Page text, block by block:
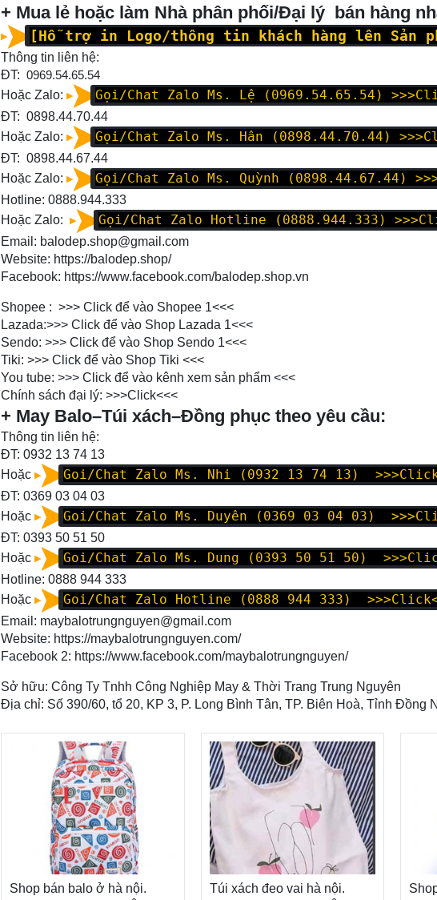
+ Mua lẻ hoặc làm Nhà phân phối/Đại lý bán hàng
[Hỗ trợ in Logo/thông tin khách hàng lên Sản
Thông tin liên hệ:
ĐT: 0969.54.65.54
Hoặc Zalo: Gọi/Chat Zalo Ms. Lệ (0969.54.65.54)
ĐT: 0898.44.70.44
Hoặc Zalo:
Gọi/Chat Zalo Ms. Hân (0898.44.70.44)
ĐT: 0898.44.67.44
Hoặc Zalo:
Gọi/Chat Zalo Ms. Quỳnh (0898.44.67.44)
Hotline: 0888.944.333
Hoặc Zalo:
Gọi/Chat Zalo Hotline (0888.944.333)
Email: balodep.shop@gmail.com
Website: https://balodep.shop/
Facebook: https://www.facebook.com/balodep.shop.vn
Shopee : >>> Click để vào Shopee 1<<<
Lazada:>>> Click để vào Shop Lazada 1<<<
Sendo: >>> Click để vào Shop Sendo 1<<<
Tiki: >>> Click để vào Shop Tiki <<<
You tube: >>> Click để vào kênh xem sản phẩm <<<
Chính sách đại lý: >>>Click<<<
+ May Balo–Túi xách–Đồng phục theo yêu cầu:
Thông tin liên hệ:
ĐT: 0932 13 74 13
Hoặc
Goi/Chat Zalo Ms. Nhi (0932 13 74 13)
ĐT: 0369 03 04 03
Hoặc
Goi/Chat Zalo Ms. Duyên (0369 03 04 03)
ĐT: 0393 50 51 50
Hoặc
Goi/Chat Zalo Ms. Dung (0393 50 51 50)
Hotline: 0888 944 333
Hoặc
Goi/Chat Zalo Hotline (0888 944 333)
Email: maybalotrungnguyen@gmail.com
Website: https://maybalotrungnguyen.com/
Facebook 2: https://www.facebook.com/maybalotrungnguyen/
Sở hữu: Công Ty Tnhh Công Nghiệp May & Thời Trang Trung Nguyên
Địa chỉ: Số 390/60, tổ 20, KP 3, P. Long Bình Tân, TP. Biên Hoà, Tỉnh Đồng
Shop bán balo ở hà nội.
Túi xách đeo vai hà nội.